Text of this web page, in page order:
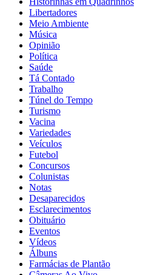
Libertadores
Meio Ambiente
Música
Opinião
Política
Saúde
Tá Contado
Trabalho
Túnel do Tempo
Turismo
Vacina
Variedades
Veículos
Futebol
Concursos
Colunistas
Notas
Desaparecidos
Esclarecimentos
Obituário
Eventos
Vídeos
Álbuns
Farmácias de Plantão